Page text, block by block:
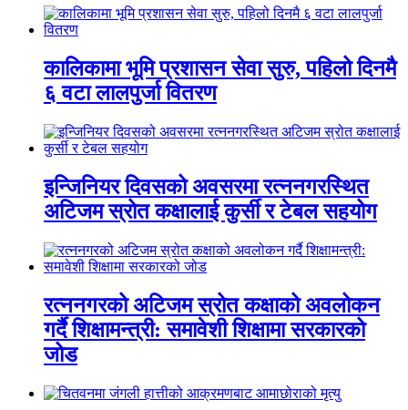
कालिकामा भूमि प्रशासन सेवा सुरु, पहिलो दिनमै
६ वटा लालपुर्जा वितरण
इन्जिनियर दिवसको अवसरमा रत्ननगरस्थित
अटिजम स्रोत कक्षालाई कुर्सी र टेबल सहयोग
रत्ननगरको अटिजम स्रोत कक्षाको अवलोकन
गर्दै शिक्षामन्त्री: समावेशी शिक्षामा सरकारको
जोड